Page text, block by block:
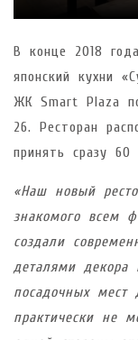
В конце 2018
японский кухни
ЖК Smart Plaza
26. Ресторан
принять сразу 60
«Наш новый
знакомого всем
создали
деталями декора
посадочных
практически не